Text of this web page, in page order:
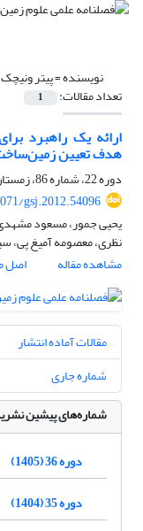
نویسنده =پیتر ونیچک
تعداد مقالات: 1
ارائه یک راهبرد
هدف تعیین زمین‌ساخت
دوره 22، شماره 86، زمستان 1391، صفحه
gsj.2012.54096
یحیی جمور، مسعود
نظری، معصومه آمیغ پی،
مشاهده مقاله
اصل
مقالات آماده انتشار
شماره جاری
شماره‌های پیشین
دوره 36 (1405)
دوره 35 (1404)